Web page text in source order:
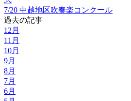
7/20 中越地区吹奏楽コンクール
過去の記事
12月
11月
10月
9月
8月
7月
6月